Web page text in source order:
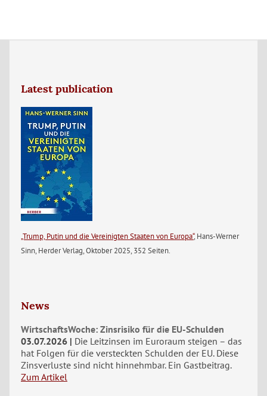
Latest publication
„Trump, Putin und die Vereinigten Staaten von Europa“, Hans-Werner
Sinn, Herder Verlag, Oktober 2025, 352 Seiten.
News
WirtschaftsWoche: Zinsrisiko für die EU-Schulden
03.07.2026
Die Leitzinsen im Euroraum steigen – das
hat Folgen für die versteckten Schulden der EU. Diese
Zinsverluste sind nicht hinnehmbar. Ein Gastbeitrag.
Zum Artikel